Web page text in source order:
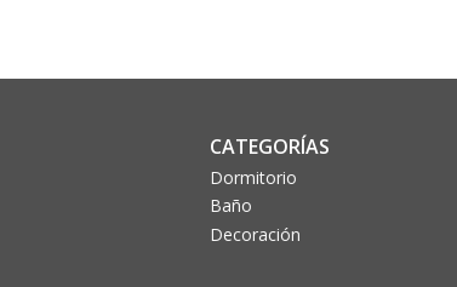
CATEGORÍAS
Dormitorio
Baño
Decoración